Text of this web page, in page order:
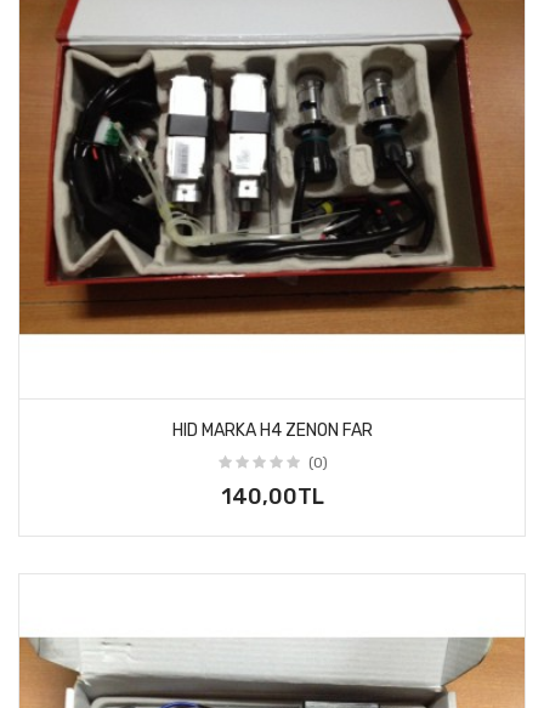
HID MARKA H4 ZENON FAR
(0)
140,00TL